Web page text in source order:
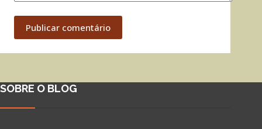
Publicar comentário
SOBRE O BLOG